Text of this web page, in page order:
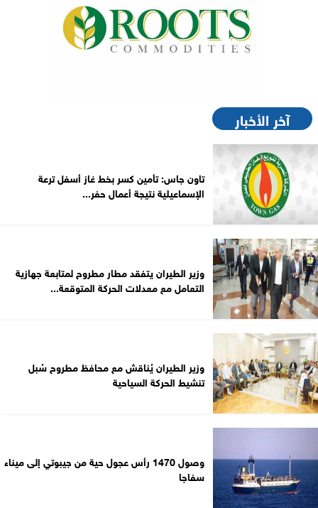
آخر الأخبار
تاون جاس: تأمين كسر بخط غاز أسفل ترعة
الإسماعيلية نتيجة أعمال حفر...
وزير الطيران يتفقد مطار مطروح لمتابعة جهازية
التعامل مع معدلات الحركة المتوقعة...
وزير الطيران يُناقش مع محافظ مطروح سُبل
تنشيط الحركة السياحية
وصول 1470 رأس عجول حية من جيبوتي إلى ميناء
سفاجا